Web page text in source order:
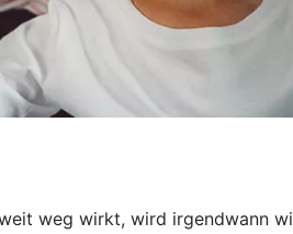
weg wirkt, wird irgendwann